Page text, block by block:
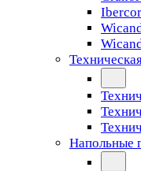
Напольные